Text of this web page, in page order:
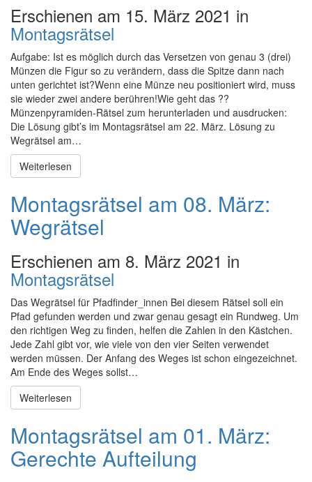
Erschienen am 15. März 2021 in
Montagsrätsel
Aufgabe: Ist es möglich durch das Versetzen von genau 3 (drei)
Münzen die Figur so zu verändern, dass die Spitze dann nach
unten gerichtet ist?Wenn eine Münze neu positioniert wird, muss
sie wieder zwei andere berühren!Wie geht das ??
Münzenpyramiden-Rätsel zum herunterladen und ausdrucken:
Die Lösung gibt’s im Montagsrätsel am 22. März. Lösung zu
Wegrätsel am…
Weiterlesen
Montagsrätsel am 08. März:
Wegrätsel
Erschienen am 8. März 2021 in
Montagsrätsel
Das Wegrätsel für Pfadfinder_innen Bei diesem Rätsel soll ein
Pfad gefunden werden und zwar genau gesagt ein Rundweg. Um
den richtigen Weg zu finden, helfen die Zahlen in den Kästchen.
Jede Zahl gibt vor, wie viele von den vier Seiten verwendet
werden müssen. Der Anfang des Weges ist schon eingezeichnet.
Am Ende des Weges sollst…
Weiterlesen
Montagsrätsel am 01. März:
Gerechte Aufteilung